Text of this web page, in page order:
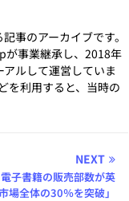
事のアーカイブです。
が事業継承し、2018年
ルして運営していま
を利用すると、当時の
NEXT
子書籍の販売部数が英
場全体の30％を突破」